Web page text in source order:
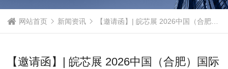
网站首页 新闻资讯 【邀请函】| 皖芯展 2026中国（合肥）国际半导体与集成电路产业展览会
【邀请函】| 皖芯展 2026中国（合肥）国际